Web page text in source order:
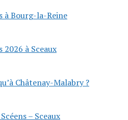
à Bourg-la-Reine
2026 à Sceaux
Châtenay-Malabry ?
– Sceaux